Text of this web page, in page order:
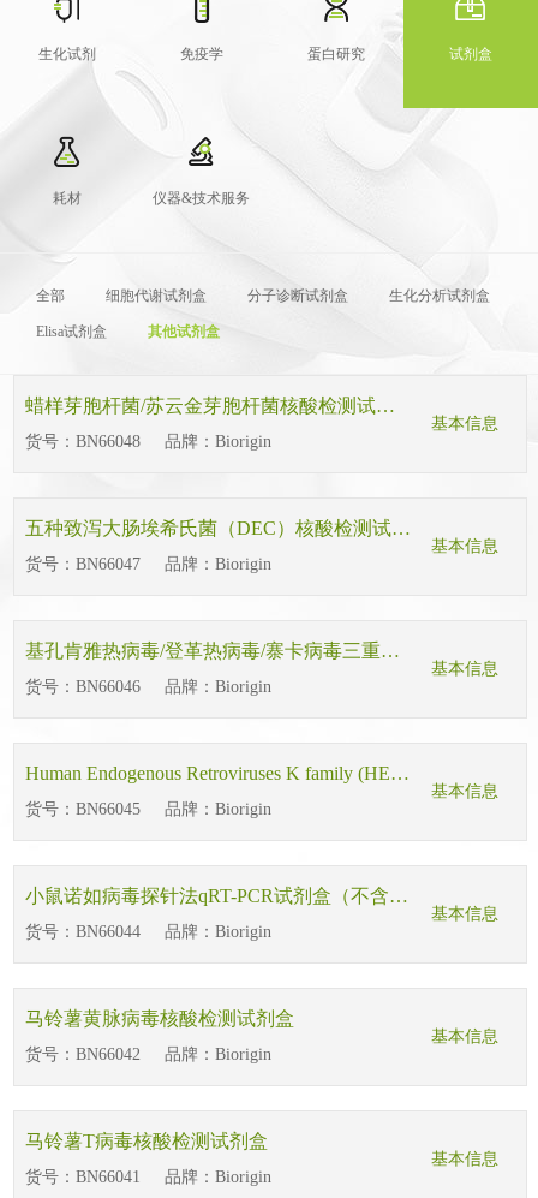
生化试剂 免疫学 蛋白研究 试剂盒
耗材 仪器&技术服务
全部 细胞代谢试剂盒 分子诊断试剂盒 生化分析试剂盒
Elisa试剂盒 其他试剂盒
蜡样芽胞杆菌/苏云金芽胞杆菌核酸检测试剂盒（PCR-探针法）
基本信息
货号： BN66048 品牌： Biorigin
五种致泻大肠埃希氏菌（DEC）核酸检测试剂盒（荧光PCR法）
基本信息
货号： BN66047 品牌： Biorigin
基孔肯雅热病毒/登革热病毒/寨卡病毒三重探针法 PCR 试剂盒
基本信息
货号： BN66046 品牌： Biorigin
Human Endogenous Retroviruses K family (HERV-K)人类内源性逆转录病毒K家族探针法qRT-PCR试剂盒（含内参）
基本信息
货号： BN66045 品牌： Biorigin
小鼠诺如病毒探针法qRT-PCR试剂盒（不含内参）
基本信息
货号： BN66044 品牌： Biorigin
马铃薯黄脉病毒核酸检测试剂盒
基本信息
货号： BN66042 品牌： Biorigin
马铃薯T病毒核酸检测试剂盒
基本信息
货号： BN66041 品牌： Biorigin